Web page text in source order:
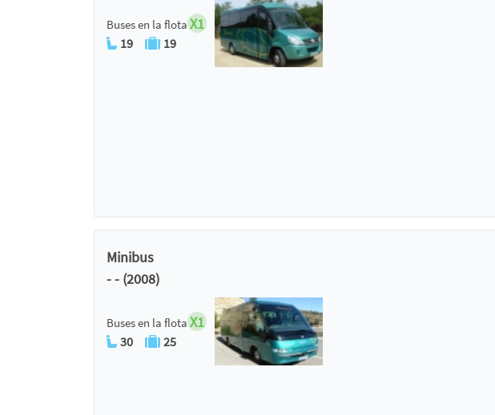
Buses en la flota X1
19 19
Minibus
- - (2008)
Buses en la flota X1
30 25